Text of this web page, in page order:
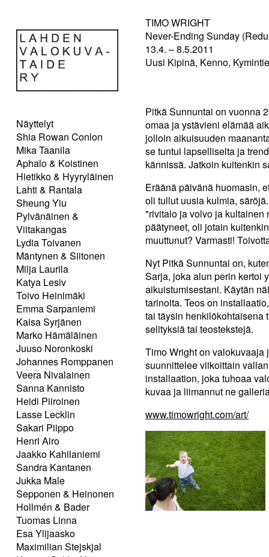
Näyttelyt
Shia Rowan Conlon
Mika Taanila
Aphalo & Koistinen
Hietikko & Hyyryläinen
Lahti & Rantala
Sheung Yiu
Pylvänäinen &
Viitakangas
Lydia Toivanen
Mäntynen & Siitonen
Milja Laurila
Katya Lesiv
Toivo Heinimäki
Emma Sarpaniemi
Kaisa Syrjänen
Marko Hämäläinen
Juuso Noronkoski
Johannes Romppanen
Veera Nivalainen
Sanna Kannisto
Heidi Piiroinen
Lasse Lecklin
Sakari Piippo
Henri Airo
Jaakko Kahilaniemi
Sandra Kantanen
Jukka Male
Sepponen & Heinonen
Hollmén & Bader
Tuomas Linna
Esa Ylijaasko
Maximilian Stejskjal
TIMO WRIGHT
Never-Ending Sunday
13.4. – 8.5.2011
Uusi Kipinä, Kenno,
Pitkä Sunnuntai on vuonna
omaa ja ystävieni elämää
jolloin aikuisuuden
se tuntui lapselliselta ja
kännissä. Jatkoin kuitenkin
Eräänä päivänä huomasin,
oli tullut uusia kulmia,
"rivitalo ja volvo ja kultainen
päätyneet, oli jotain
muuttunut? Varmasti!
Nyt Pitkä Sunnuntai on,
Sarja, joka alun perin kertoi
aikuistumisestani. Käytän
tarinoita. Teos on
tai täysin henkilökohtaisena
selityksiä tai teostekstejä.
Timo Wright on
suunnittelee viikoittain
installaation, joka tuhoaa
kuvaa ja liimannut ne
www.timowright.com/art/